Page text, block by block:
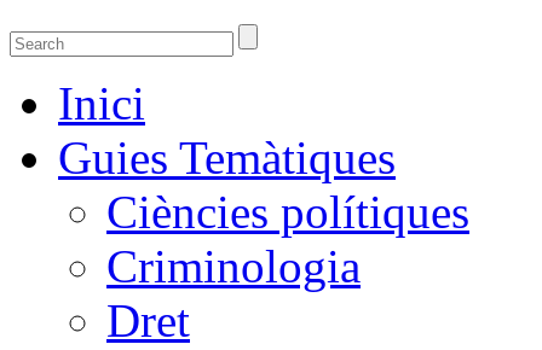
Guies temàtiques de la Biblioteca de
Guies temàtiques de Ciencies Socials, Jurídiques i econòmiques
Inici
Guies Temàtiques
Ciències polítiques
Criminologia
Dret